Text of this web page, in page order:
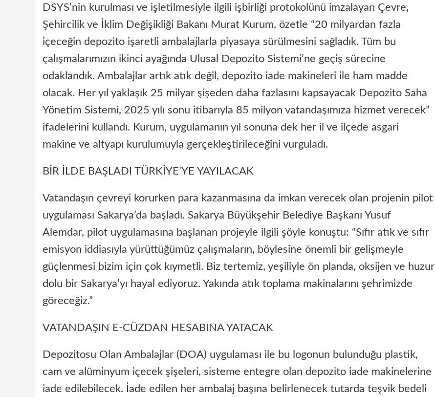
DSYS’nin kurulması ve işletilmesiyle ilgili işbirliği protokolünü imzalayan Çevre,
Şehircilik ve İklim Değişikliği Bakanı Murat Kurum, özetle “20 milyardan fazla
içeceğin depozito işaretli ambalajlarla piyasaya sürülmesini sağladık. Tüm bu
çalışmalarımızın ikinci ayağında Ulusal Depozito Sistemi’ne geçiş sürecine
odaklandık. Ambalajlar artık atık değil, depozito iade makineleri ile ham madde
olacak. Her yıl yaklaşık 25 milyar şişeden daha fazlasını kapsayacak Depozito Saha
Yönetim Sistemi, 2025 yılı sonu itibarıyla 85 milyon vatandaşımıza hizmet verecek”
ifadelerini kullandı. Kurum, uygulamanın yıl sonuna dek her il ve ilçede asgari
makine ve altyapı kurulumuyla gerçekleştirileceğini vurguladı.
BİR İLDE BAŞLADI TÜRKİYE’YE YAYILACAK
Vatandaşın çevreyi korurken para kazanmasına da imkan verecek olan projenin pilot
uygulaması Sakarya’da başladı. Sakarya Büyükşehir Belediye Başkanı Yusuf
Alemdar, pilot uygulamasına başlanan projeyle ilgili şöyle konuştu: “Sıfır atık ve sıfır
emisyon iddiasıyla yürüttüğümüz çalışmaların, böylesine önemli bir gelişmeyle
güçlenmesi bizim için çok kıymetli. Biz tertemiz, yeşiliyle ön planda, oksijen ve huzur
dolu bir Sakarya’yı hayal ediyoruz. Yakında atık toplama makinalarını şehrimizde
göreceğiz.”
VATANDAŞIN E-CÜZDAN HESABINA YATACAK
Depozitosu Olan Ambalajlar (DOA) uygulaması ile bu logonun bulunduğu plastik,
cam ve alüminyum içecek şişeleri, sisteme entegre olan depozito iade makinelerine
iade edilebilecek. İade edilen her ambalaj başına belirlenecek tutarda teşvik bedeli